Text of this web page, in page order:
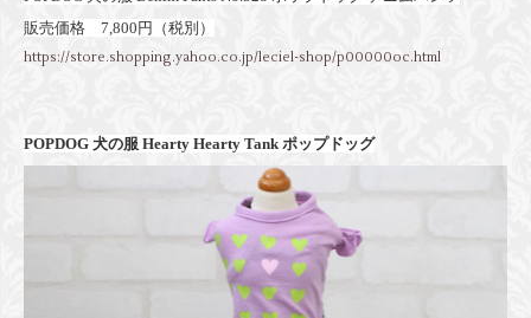
販売価格 7,800円（税別）
https://store.shopping.yahoo.co.jp/leciel-shop/p00000oc.html
POPDOG 犬の服 Hearty Hearty Tank ポップドッグ